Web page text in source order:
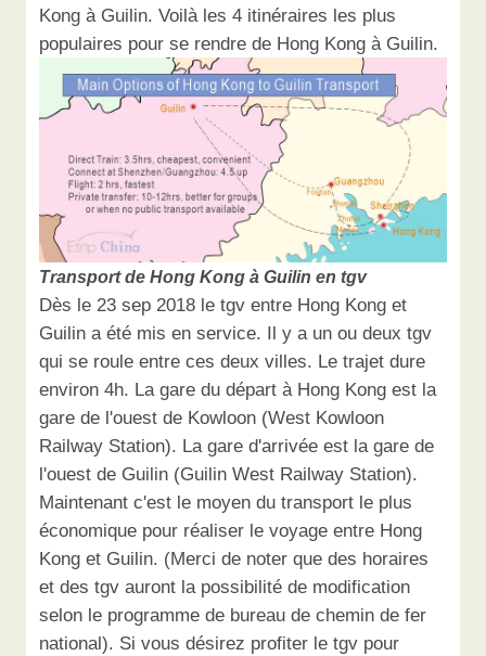
Kong à Guilin. Voilà les 4 itinéraires les plus
populaires pour se rendre de Hong Kong à Guilin.
Transport de Hong Kong à Guilin en tgv
Dès le 23 sep 2018 le tgv entre Hong Kong et
Guilin a été mis en service. Il y a un ou deux tgv
qui se roule entre ces deux villes. Le trajet dure
environ 4h. La gare du départ à Hong Kong est la
gare de l'ouest de Kowloon (West Kowloon
Railway Station). La gare d'arrivée est la gare de
l'ouest de Guilin (Guilin West Railway Station).
Maintenant c'est le moyen du transport le plus
économique pour réaliser le voyage entre Hong
Kong et Guilin. (Merci de noter que des horaires
et des tgv auront la possibilité de modification
selon le programme de bureau de chemin de fer
national). Si vous désirez profiter le tgv pour